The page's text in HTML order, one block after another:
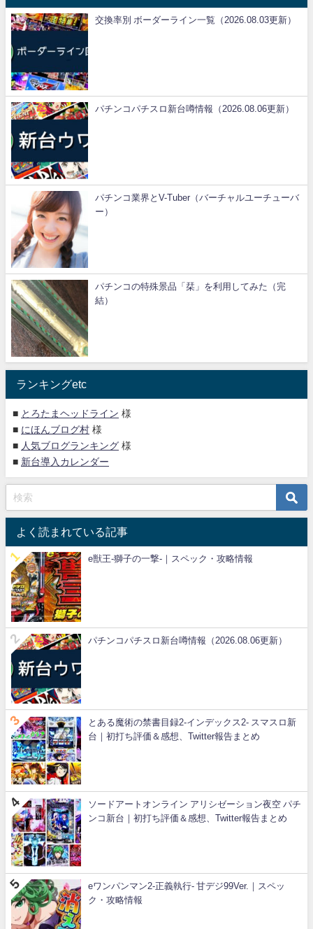
交換率別 ボーダーライン一覧（2026.08.03更新）
パチンコパチスロ新台噂情報（2026.08.06更新）
パチンコ業界とV-Tuber（バーチャルユーチューバ
ー）
パチンコの特殊景品「栞」を利用してみた（完
結）
ランキングetc
■ とろたまヘッドライン 様
■ にほんブログ村 様
■ 人気ブログランキング 様
■ 新台導入カレンダー
よく読まれている記事
e獣王-獅子の一撃-｜スペック・攻略情報
パチンコパチスロ新台噂情報（2026.08.06更新）
とある魔術の禁書目録2-インデックス2- スマスロ新
台｜初打ち評価＆感想、Twitter報告まとめ
ソードアートオンライン アリシゼーション夜空 パチ
ンコ新台｜初打ち評価＆感想、Twitter報告まとめ
eワンパンマン2-正義執行- 甘デジ99Ver.｜スペッ
ク・攻略情報